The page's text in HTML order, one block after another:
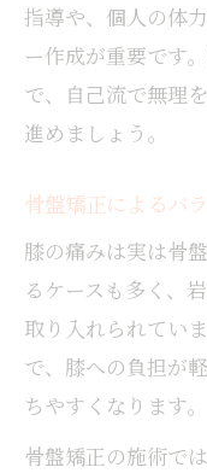
指導や、個人の体
ー作成が重要です
で、自己流で無理
進めましょう。
骨盤矯正によるバ
膝の痛みは実は骨
るケースも多く、
取り入れられてい
で、膝への負担が
ちやすくなります。
骨盤矯正の施術で